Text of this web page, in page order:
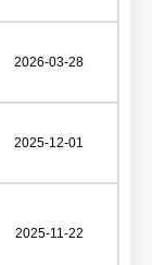
2026-03-28
2025-12-01
2025-11-22